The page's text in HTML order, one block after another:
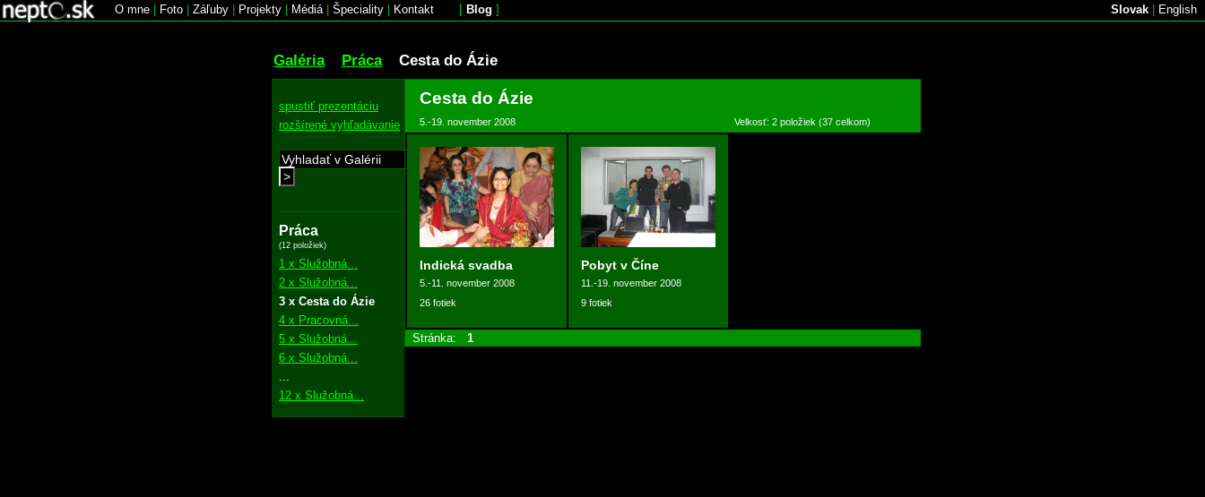
O mne Foto Záľuby Projekty Médiá| Špeciality Kontakt [ Blog ] Slovak English
Galéria Práca Cesta do Ázie
spustiť prezentáciu
rozšírené vyhľadávanie
>
Práca
(12 položiek)
1 x Služobná...
2 x Služobná...
3 x Cesta do Ázie
4 x Pracovná...
5 x Služobná...
6 x Služobná...
12 x Služobná...
Cesta do Ázie
5.-19. november 2008 Velkosť: 2 položiek (37 celkom)
Indická svadba
5.-11. november 2008
26 fotiek
Pobyt v Číne
11.-19. november 2008
9 fotiek
Stránka: 1